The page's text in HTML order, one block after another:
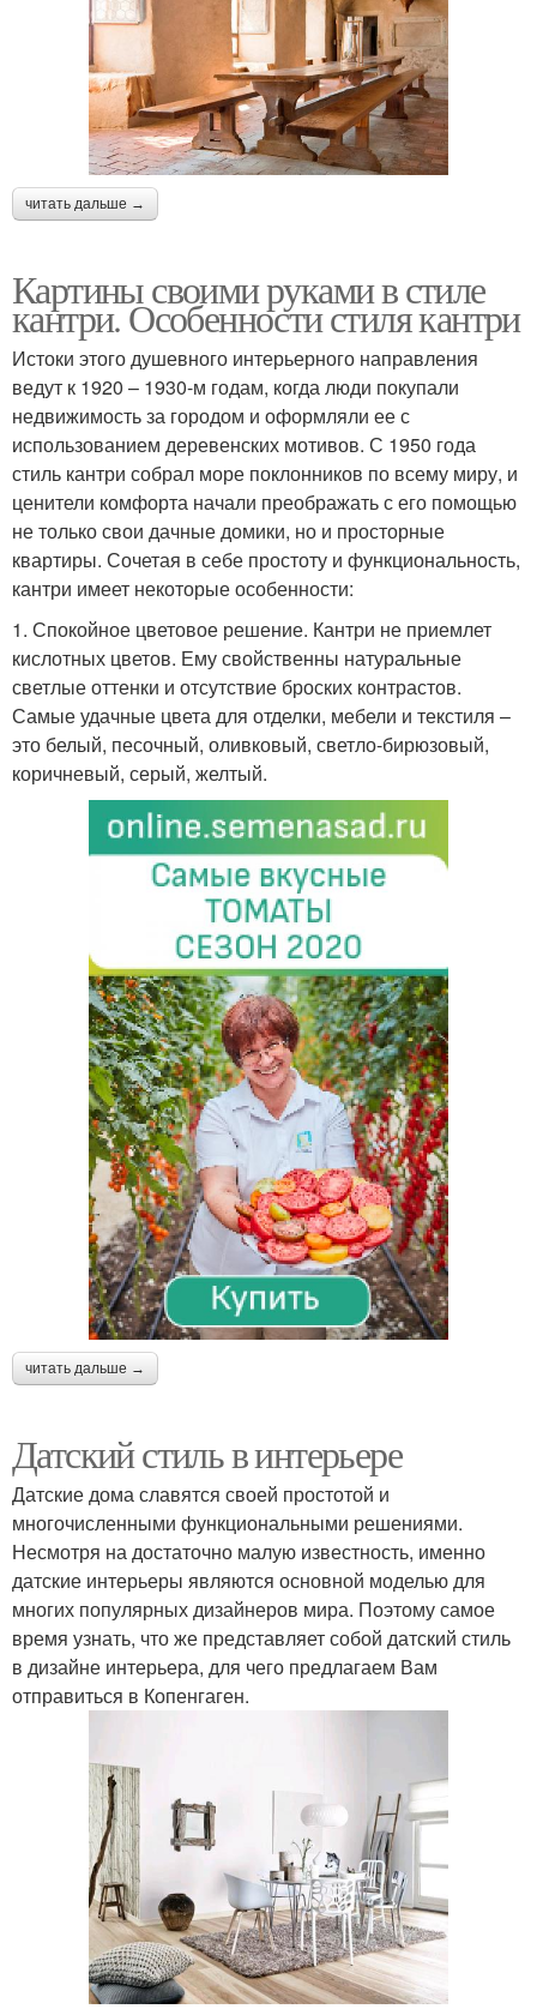
читать дальше →
Картины своими руками в стиле
кантри. Особенности стиля кантри
Истоки этого душевного интерьерного направления
ведут к 1920 – 1930-м годам, когда люди покупали
недвижимость за городом и оформляли ее с
использованием деревенских мотивов. С 1950 года
стиль кантри собрал море поклонников по всему миру, и
ценители комфорта начали преображать с его помощью
не только свои дачные домики, но и просторные
квартиры. Сочетая в себе простоту и функциональность,
кантри имеет некоторые особенности:
1. Спокойное цветовое решение. Кантри не приемлет
кислотных цветов. Ему свойственны натуральные
светлые оттенки и отсутствие броских контрастов.
Самые удачные цвета для отделки, мебели и текстиля –
это белый, песочный, оливковый, светло-бирюзовый,
коричневый, серый, желтый.
читать дальше →
Датский стиль в интерьере
Датские дома славятся своей простотой и
многочисленными функциональными решениями.
Несмотря на достаточно малую известность, именно
датские интерьеры являются основной моделью для
многих популярных дизайнеров мира. Поэтому самое
время узнать, что же представляет собой датский стиль
в дизайне интерьера, для чего предлагаем Вам
отправиться в Копенгаген.